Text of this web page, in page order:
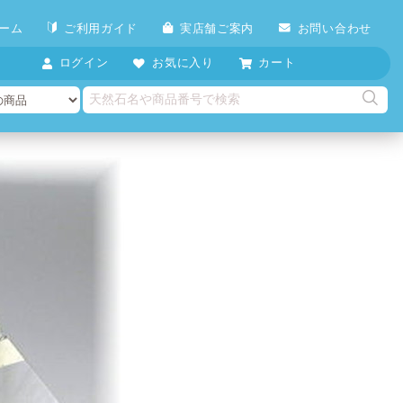
ム ご利用ガイド 実店舗ご案内 お問い合わせ
ログイン お気に入り カート